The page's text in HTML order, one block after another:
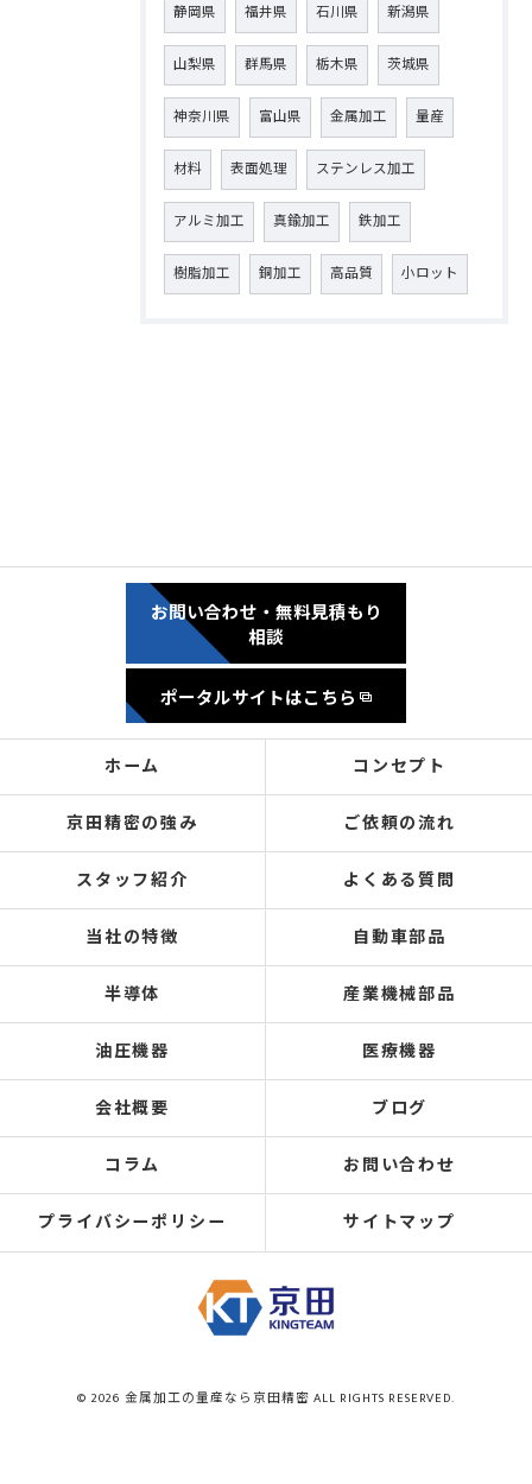
静岡県 福井県 石川県 新潟県
山梨県 群馬県 栃木県 茨城県
神奈川県 富山県 金属加工 量産
材料 表面処理 ステンレス加工
アルミ加工 真鍮加工 鉄加工
樹脂加工 銅加工 高品質 小ロット
お問い合わせ・無料見積もり
相談
ポータルサイトはこちら
ホーム コンセプト
京田精密の強み ご依頼の流れ
スタッフ紹介 よくある質問
当社の特徴 自動車部品
半導体 産業機械部品
油圧機器 医療機器
会社概要 ブログ
コラム お問い合わせ
プライバシーポリシー サイトマップ
© 2026 金属加工の量産なら京田精密 ALL RIGHTS RESERVED.